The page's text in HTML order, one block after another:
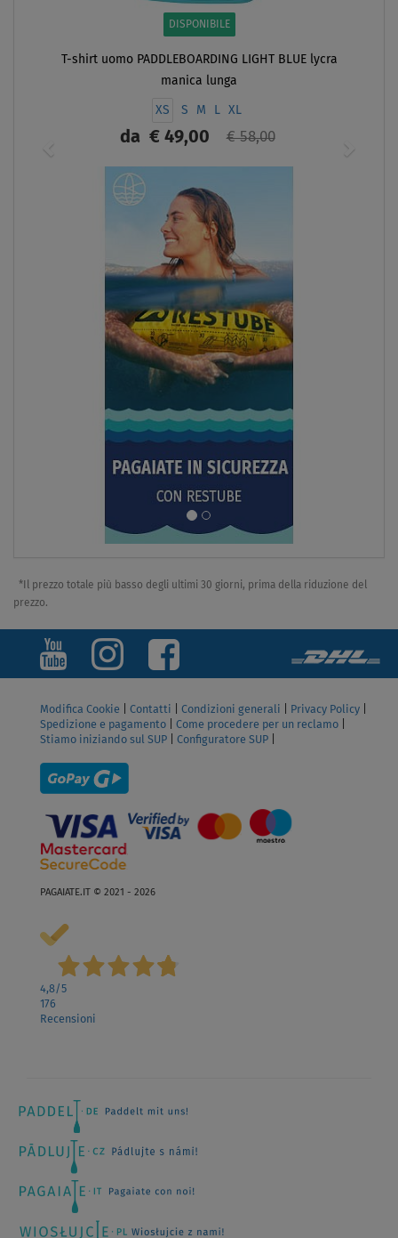
DISPONIBILE
T-shirt uomo PADDLEBOARDING LIGHT BLUE lycra
manica lunga
XS S M XL
da€ 49,00 € 58,00
*Il prezzo totale più basso degli ultimi 30 giorni, prima della riduzione del
prezzo.
Modifica Cookie Contatti Condizioni generali Privacy Policy
Spedizione e pagamento
Come procedere per un reclamo
Stiamo iniziando sul SUP
Configuratore SUP
PAGAIATE.IT © 2021 - 2026
4,8/5
176
Recensioni